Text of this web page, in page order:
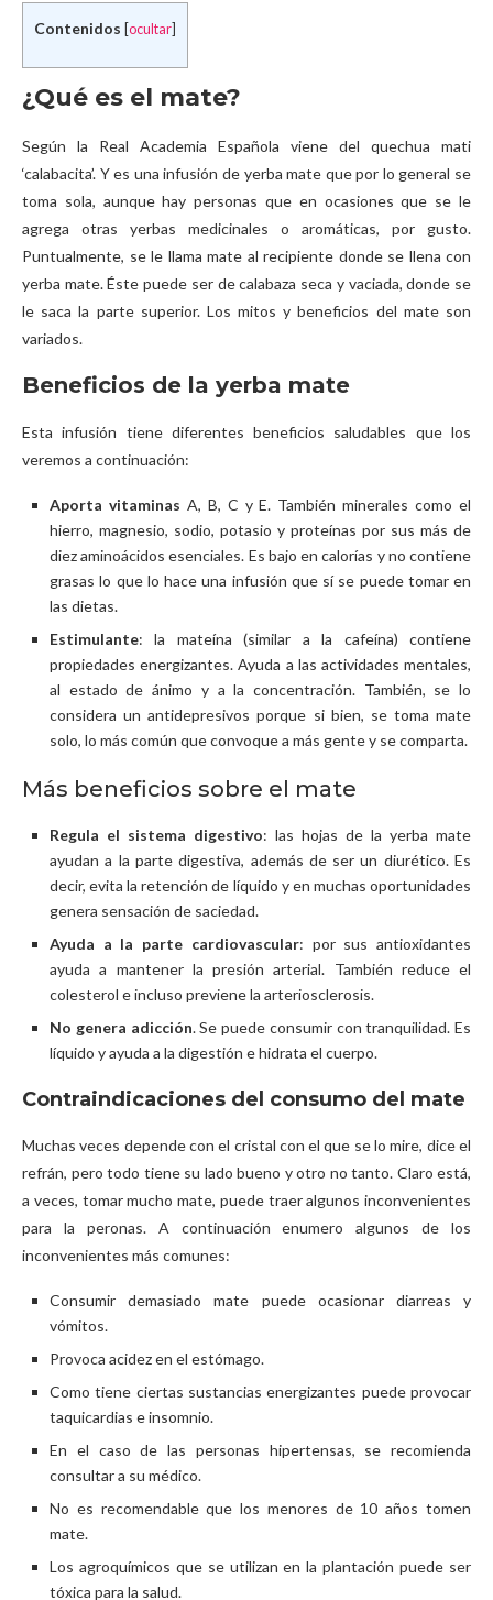
Contenidos [ocultar]
¿Qué es el mate?
Según la Real Academia Española viene del quechua mati
‘calabacita’. Y es una infusión de yerba mate que por lo general se
toma sola, aunque hay personas que en ocasiones que se le
agrega otras yerbas medicinales o aromáticas, por gusto.
Puntualmente, se le llama mate al recipiente donde se llena con
yerba mate. Éste puede ser de calabaza seca y vaciada, donde se
le saca la parte superior. Los mitos y beneficios del mate son
variados.
Beneficios de la yerba mate
Esta infusión tiene diferentes beneficios saludables que los
veremos a continuación:
Aporta vitaminas A, B, C y E. También minerales como el
hierro, magnesio, sodio, potasio y proteínas por sus más de
diez aminoácidos esenciales. Es bajo en calorías y no contiene
grasas lo que lo hace una infusión que sí se puede tomar en
las dietas.
Estimulante: la mateína (similar a la cafeína) contiene
propiedades energizantes. Ayuda a las actividades mentales,
al estado de ánimo y a la concentración. También, se lo
considera un antidepresivos porque si bien, se toma mate
solo, lo más común que convoque a más gente y se comparta.
Más beneficios sobre el mate
Regula el sistema digestivo: las hojas de la yerba mate
ayudan a la parte digestiva, además de ser un diurético. Es
decir, evita la retención de líquido y en muchas oportunidades
genera sensación de saciedad.
Ayuda a la parte cardiovascular: por sus antioxidantes
ayuda a mantener la presión arterial. También reduce el
colesterol e incluso previene la arteriosclerosis.
No genera adicción. Se puede consumir con tranquilidad. Es
líquido y ayuda a la digestión e hidrata el cuerpo.
Contraindicaciones del consumo del mate
Muchas veces depende con el cristal con el que se lo mire, dice el
refrán, pero todo tiene su lado bueno y otro no tanto. Claro está,
a veces, tomar mucho mate, puede traer algunos inconvenientes
para la peronas. A continuación enumero algunos de los
inconvenientes más comunes:
Consumir demasiado mate puede ocasionar diarreas y
vómitos.
Provoca acidez en el estómago.
Como tiene ciertas sustancias energizantes puede provocar
taquicardias e insomnio.
En el caso de las personas hipertensas, se recomienda
consultar a su médico.
No es recomendable que los menores de 10 años tomen
mate.
Los agroquímicos que se utilizan en la plantación puede ser
tóxica para la salud.